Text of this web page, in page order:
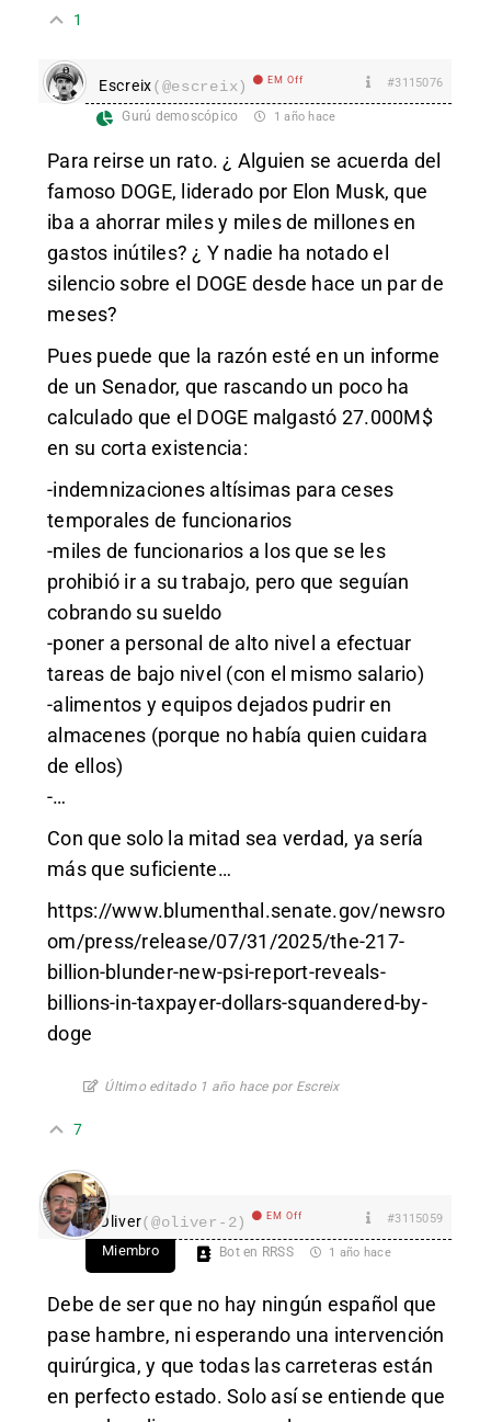
1
Escreix(@escreix) EM Off #3115076
Gurú demoscópico 1 año hace
Para reirse un rato. ¿ Alguien se acuerda del
famoso DOGE, liderado por Elon Musk, que
iba a ahorrar miles y miles de millones en
gastos inútiles? ¿ Y nadie ha notado el
silencio sobre el DOGE desde hace un par de
meses?
Pues puede que la razón esté en un informe
de un Senador, que rascando un poco ha
calculado que el DOGE malgastó 27.000M$
en su corta existencia:
-indemnizaciones altísimas para ceses
temporales de funcionarios
-miles de funcionarios a los que se les
prohibió ir a su trabajo, pero que seguían
cobrando su sueldo
-poner a personal de alto nivel a efectuar
tareas de bajo nivel (con el mismo salario)
-alimentos y equipos dejados pudrir en
almacenes (porque no había quien cuidara
de ellos)
-…
Con que solo la mitad sea verdad, ya sería
más que suficiente…
https://www.blumenthal.senate.gov/newsro
om/press/release/07/31/2025/the-217-
billion-blunder-new-psi-report-reveals-
billions-in-taxpayer-dollars-squandered-by-
doge
Último editado 1 año hace por Escreix
7
Oliver(@oliver-2) EM Off #3115059
Miembro Bot en RRSS 1 año hace
Debe de ser que no hay ningún español que
pase hambre, ni esperando una intervención
quirúrgica, y que todas las carreteras están
en perfecto estado. Solo así se entiende que